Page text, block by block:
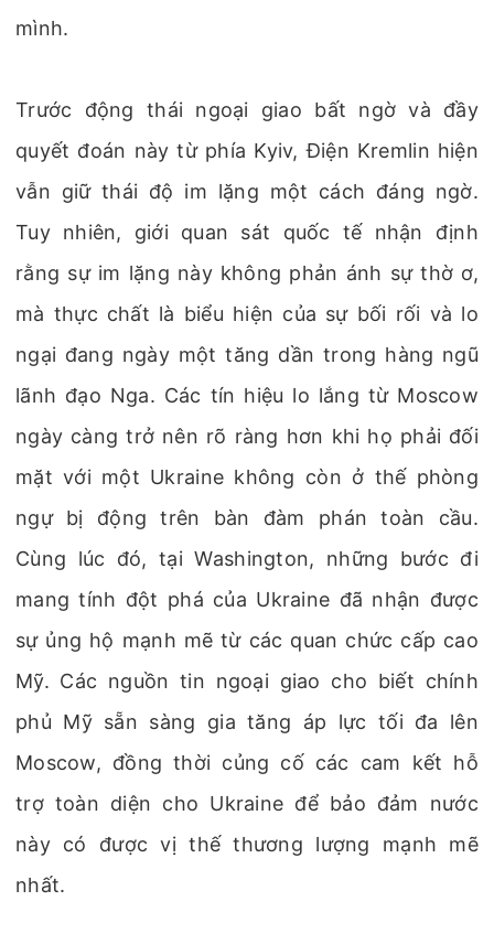
mình.
Trước động thái ngoại giao bất ngờ và đầy
quyết đoán này từ phía Kyiv, Điện Kremlin hiện
vẫn giữ thái độ im lặng một cách đáng ngờ.
Tuy nhiên, giới quan sát quốc tế nhận định
rằng sự im lặng này không phản ánh sự thờ ơ,
mà thực chất là biểu hiện của sự bối rối và lo
ngại đang ngày một tăng dần trong hàng ngũ
lãnh đạo Nga. Các tín hiệu lo lắng từ Moscow
ngày càng trở nên rõ ràng hơn khi họ phải đối
mặt với một Ukraine không còn ở thế phòng
ngự bị động trên bàn đàm phán toàn cầu.
Cùng lúc đó, tại Washington, những bước đi
mang tính đột phá của Ukraine đã nhận được
sự ủng hộ mạnh mẽ từ các quan chức cấp cao
Mỹ. Các nguồn tin ngoại giao cho biết chính
phủ Mỹ sẵn sàng gia tăng áp lực tối đa lên
Moscow, đồng thời củng cố các cam kết hỗ
trợ toàn diện cho Ukraine để bảo đảm nước
này có được vị thế thương lượng mạnh mẽ
nhất.